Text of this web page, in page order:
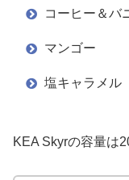
コーヒー＆バ
マンゴー
塩キャラメル
KEA Skyrの容量は